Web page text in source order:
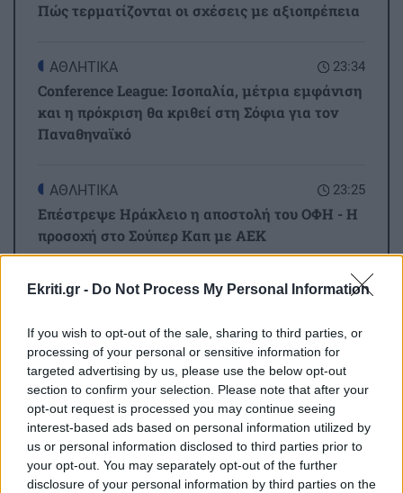
Ekriti.gr - Do Not Process My Personal Information
If you wish to opt-out of the sale, sharing to third parties, or
processing of your personal or sensitive information for
targeted advertising by us, please use the below opt-out
section to confirm your selection. Please note that after your
opt-out request is processed you may continue seeing
interest-based ads based on personal information utilized by
us or personal information disclosed to third parties prior to
your opt-out. You may separately opt-out of the further
disclosure of your personal information by third parties on the
Πώς τερματίζονται οι σχέσεις με αξιοπρέπεια
23:34
ΑΘΛΗΤΙΚΑ
Conference League: Ισοπαλία, μέτρια εμφάνιση
και η πρόκριση θα κριθεί στη Σόφια για τον
Παναθηναϊκό
23:25
ΑΘΛΗΤΙΚΑ
Επέστρεψε Ηράκλειο η αποστολή του ΟΦΗ - Η
προσοχή στο Σούπερ Καπ με ΑΕΚ
23:00
GOSSIP - LIFESTYLE
δεν θέλει να πρωταγωνιστήσει ποτέ ξανά σε
ταινία
22:57
ΑΥΤΟΔΙΟΙΚΗΣΗ
Συνάντηση του Περιφερειάρχη Κρήτης με τον
Πρύτανη του Πανεπιστημίου Κρήτης και τον
Πρόεδρο του ΙΤΕ